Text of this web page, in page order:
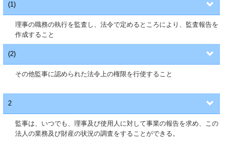
(1)
理事の職務の執行を監査し、法令で定めるところにより、監査報告を
作成すること
(2)
その他監事に認められた法令上の権限を行使すること
2
監事は、いつでも、理事及び使用人に対して事業の報告を求め、この
法人の業務及び財産の状況の調査をすることができる。